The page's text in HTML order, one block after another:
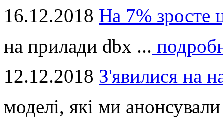
16.12.2018 На 7% зросте
на прилади dbx ...
12.12.2018 З'явилися на
моделі, які ми